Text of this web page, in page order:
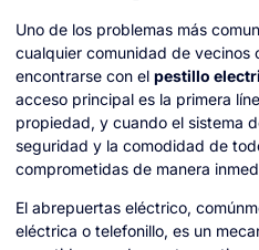
Uno de los problemas más
cualquier comunidad de vecinos
encontrarse con el pestillo
acceso principal es la primera
propiedad, y cuando el sistema
seguridad y la comodidad de
comprometidas de manera
El abrepuertas eléctrico,
eléctrica o telefonillo, es un